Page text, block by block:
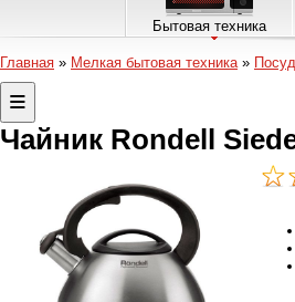
Бытовая техника
Главная » Мелкая бытовая техника»
Чайник Rondell